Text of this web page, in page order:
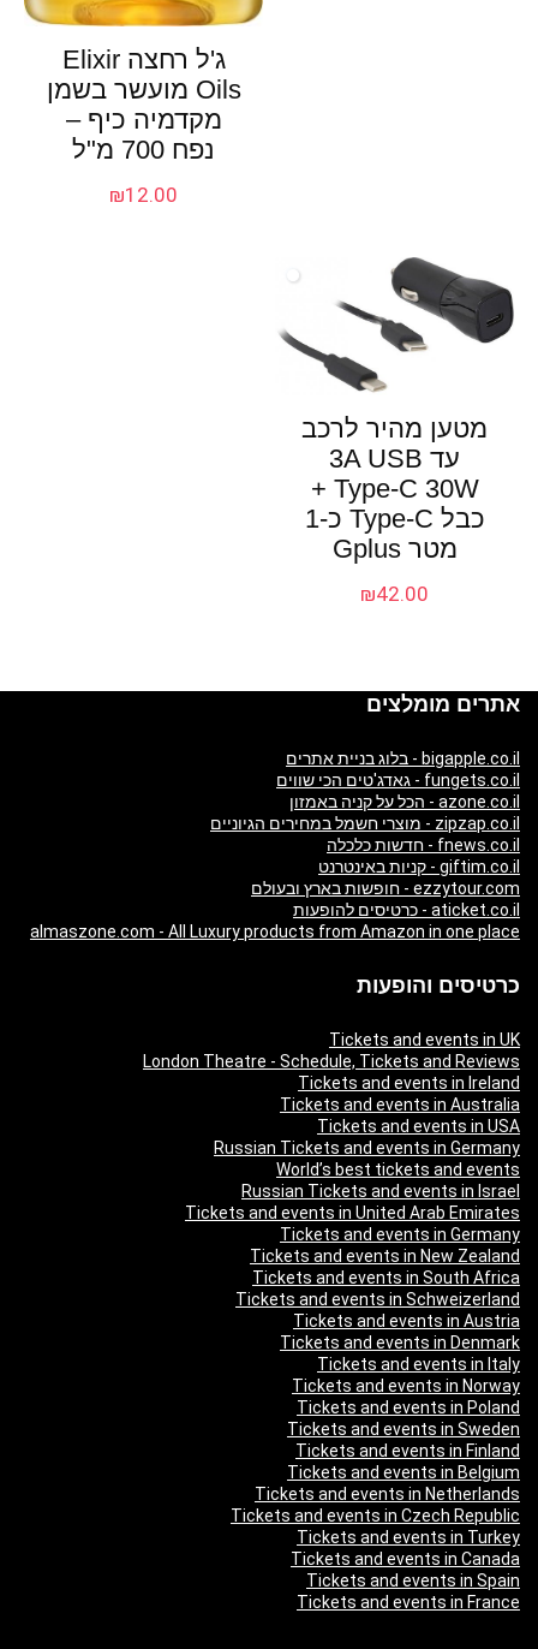
ג'ל רחצה Elixir
Oils מועשר בשמן
מקדמיה כיף –
נפח 700 מ"ל
₪12.00
מטען מהיר לרכב
עד 3A USB
Type-C 30W +
כבל Type-C כ-1
מטר Gplus
₪42.00
אתרים מומלצים
bigapple.co.il - בלוג בניית אתרים
fungets.co.il - גאדג'טים הכי שווים
azone.co.il - הכל על קניה באמזון
zipzap.co.il - מוצרי חשמל במחירים הגיוניים
fnews.co.il - חדשות כלכלה
giftim.co.il - קניות באינטרנט
ezzytour.com - חופשות בארץ ובעולם
aticket.co.il - כרטיסים להופעות
almaszone.com - All Luxury products from Amazon in one place
כרטיסים והופעות
Tickets and events in UK
London Theatre - Schedule, Tickets and Reviews
Tickets and events in Ireland
Tickets and events in Australia
Tickets and events in USA
Russian Tickets and events in Germany
World’s best tickets and events
Russian Tickets and events in Israel
Tickets and events in United Arab Emirates
Tickets and events in Germany
Tickets and events in New Zealand
Tickets and events in South Africa
Tickets and events in Schweizerland
Tickets and events in Austria
Tickets and events in Denmark
Tickets and events in Italy
Tickets and events in Norway
Tickets and events in Poland
Tickets and events in Sweden
Tickets and events in Finland
Tickets and events in Belgium
Tickets and events in Netherlands
Tickets and events in Czech Republic
Tickets and events in Turkey
Tickets and events in Canada
Tickets and events in Spain
Tickets and events in France